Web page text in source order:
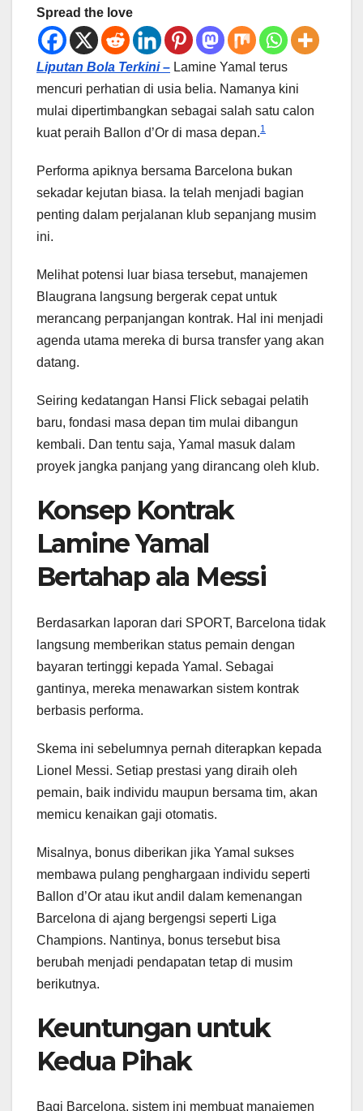
Spread the love
Liputan Bola Terkini – Lamine Yamal terus
mencuri perhatian di usia belia. Namanya kini
mulai dipertimbangkan sebagai salah satu calon
kuat peraih Ballon d’Or di masa depan.1
Performa apiknya bersama Barcelona bukan
sekadar kejutan biasa. Ia telah menjadi bagian
penting dalam perjalanan klub sepanjang musim
ini.
Melihat potensi luar biasa tersebut, manajemen
Blaugrana langsung bergerak cepat untuk
merancang perpanjangan kontrak. Hal ini menjadi
agenda utama mereka di bursa transfer yang akan
datang.
Seiring kedatangan Hansi Flick sebagai pelatih
baru, fondasi masa depan tim mulai dibangun
kembali. Dan tentu saja, Yamal masuk dalam
proyek jangka panjang yang dirancang oleh klub.
Konsep Kontrak
Lamine Yamal
Bertahap ala Messi
Berdasarkan laporan dari SPORT, Barcelona tidak
langsung memberikan status pemain dengan
bayaran tertinggi kepada Yamal. Sebagai
gantinya, mereka menawarkan sistem kontrak
berbasis performa.
Skema ini sebelumnya pernah diterapkan kepada
Lionel Messi. Setiap prestasi yang diraih oleh
pemain, baik individu maupun bersama tim, akan
memicu kenaikan gaji otomatis.
Misalnya, bonus diberikan jika Yamal sukses
membawa pulang penghargaan individu seperti
Ballon d’Or atau ikut andil dalam kemenangan
Barcelona di ajang bergengsi seperti Liga
Champions. Nantinya, bonus tersebut bisa
berubah menjadi pendapatan tetap di musim
berikutnya.
Keuntungan untuk
Kedua Pihak
Bagi Barcelona, sistem ini membuat manajemen